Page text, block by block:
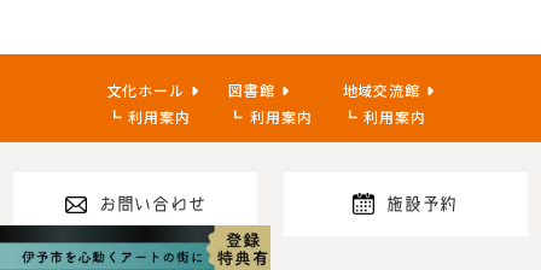
文化ホール
利用案内
図書館
利用案内
地域交流館
利用案内
お問い合わせ 施設予約